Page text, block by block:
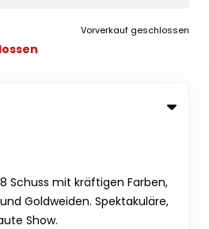
Vorverkauf geschlossen
Schuss mit kräftigen Farben,
Goldweiden. Spektakuläre,
Show.